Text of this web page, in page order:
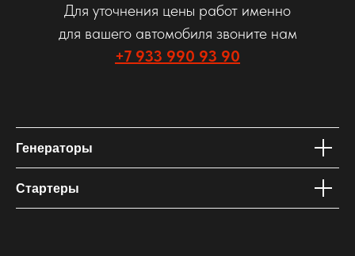
Для уточнения цены работ именно
для вашего автомобиля звоните нам
+7 933 990 93 90
Генераторы
Стартеры